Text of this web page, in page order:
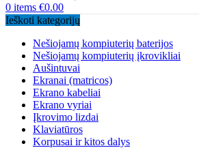
0 items €0.00
Ieškoti kategorijų
Nešiojamų kompiuterių baterijos
Nešiojamų kompiuterių įkrovikliai
Aušintuvai
Ekranai (matricos)
Ekrano kabeliai
Ekrano vyriai
Įkrovimo lizdai
Klaviatūros
Korpusai ir kitos dalys